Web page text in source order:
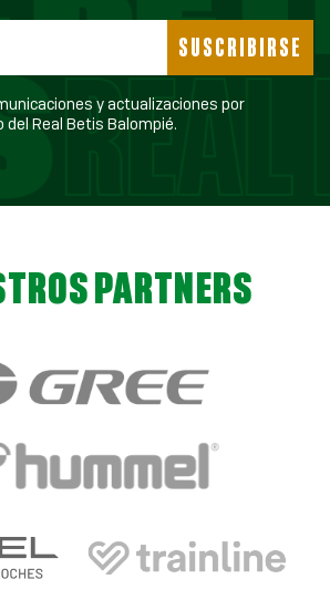
SUSCRIBIRSE
y actualizaciones por
correo electrónico del Real Betis Balompié.
PARTNERS